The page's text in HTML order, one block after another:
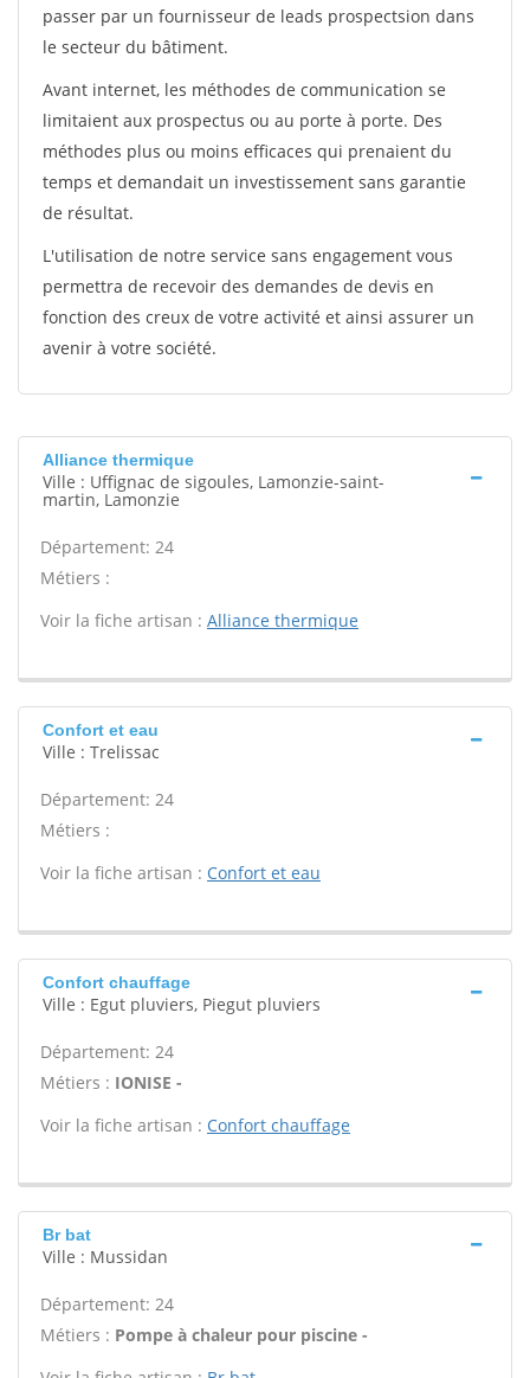
passer par un fournisseur de leads prospectsion dans
le secteur du bâtiment.
Avant internet, les méthodes de communication se
limitaient aux prospectus ou au porte à porte. Des
méthodes plus ou moins efficaces qui prenaient du
temps et demandait un investissement sans garantie
de résultat.
L'utilisation de notre service sans engagement vous
permettra de recevoir des demandes de devis en
fonction des creux de votre activité et ainsi assurer un
avenir à votre société.
Alliance thermique
Ville : Uffignac de sigoules, Lamonzie-saint-
martin, Lamonzie
Département: 24
Métiers :
Voir la fiche artisan : Alliance thermique
Confort et eau
Ville : Trelissac
Département: 24
Métiers :
Voir la fiche artisan : Confort et eau
Confort chauffage
Ville : Egut pluviers, Piegut pluviers
Département: 24
Métiers : IONISE -
Voir la fiche artisan : Confort chauffage
Br bat
Ville : Mussidan
Département: 24
Métiers : Pompe à chaleur pour piscine -